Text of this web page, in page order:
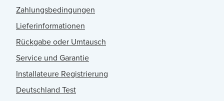
Zahlungsbedingungen
Lieferinformationen
Rückgabe oder Umtausch
Service und Garantie
Installateure Registrierung
Deutschland Test